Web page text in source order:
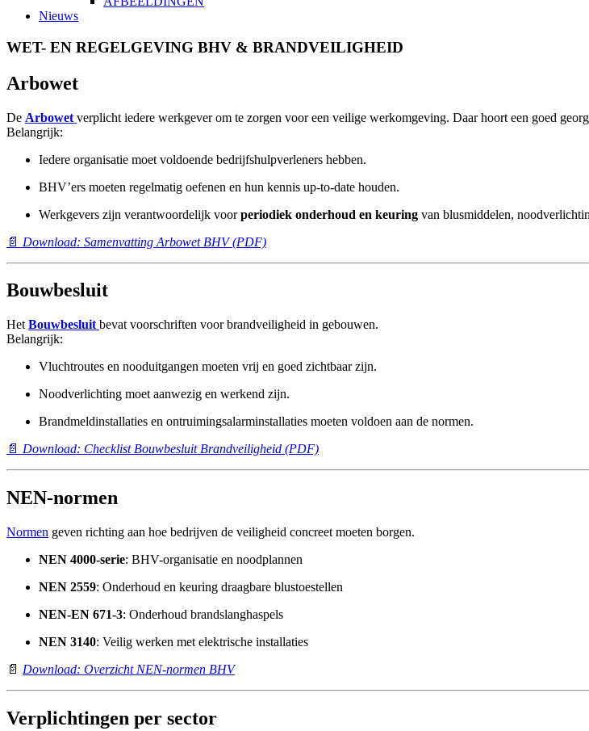
Nieuws
WET- EN REGELGEVING BHV & BRANDVEILIGHEID
Arbowet
De Arbowet verplicht iedere werkgever om te zorgen voor een veilige werkomgeving. Daar hoort een goed
Belangrijk:
Iedere organisatie moet voldoende bedrijfshulpverleners hebben.
BHV’ers moeten regelmatig oefenen en hun kennis up-to-date houden.
Werkgevers zijn verantwoordelijk voorperiodiek onderhoud en keuring van blusmiddelen,
📄 Download: Samenvatting Arbowet BHV (PDF)
Bouwbesluit
Het Bouwbesluit bevat voorschriften voor brandveiligheid in gebouwen.
Belangrijk:
Vluchtroutes en nooduitgangen moeten vrij en goed zichtbaar zijn.
Noodverlichting moet aanwezig en werkend zijn.
Brandmeldinstallaties en ontruimingsalarminstallaties moeten voldoen aan de normen.
📄 Download: Checklist Bouwbesluit Brandveiligheid (PDF)
NEN-normen
Normen geven richting aan hoe bedrijven de veiligheid concreet moeten borgen.
NEN 4000-serie: BHV-organisatie en noodplannen
NEN 2559: Onderhoud en keuring draagbare blustoestellen
NEN-EN 671-3: Onderhoud brandslanghaspels
NEN 3140: Veilig werken met elektrische installaties
📄 Download: Overzicht NEN-normen BHV
Verplichtingen per sector